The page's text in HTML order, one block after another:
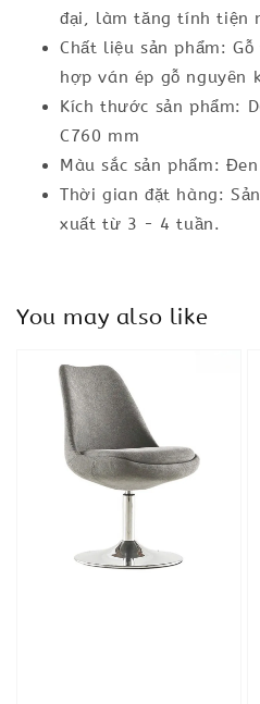
đại, làm tăng tính tiện
Chất liệu sản phẩm:
hợp ván ép gỗ nguyên
Kích thước sản phẩm:
C760 mm
Màu sắc sản phẩm: Đen
Thời gian đặt hàng:
xuất từ 3 - 4 tuần.
You may also like